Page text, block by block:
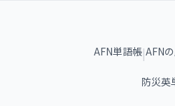
AFN単語帳|AFN
防災英